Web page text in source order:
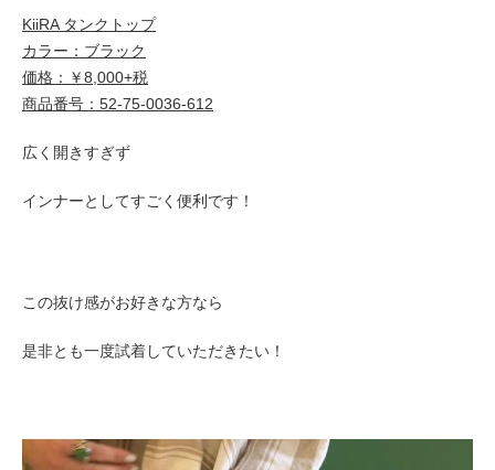
KiiRA タンクトップ
カラー：ブラック
価格：￥8,000+税
商品番号：52-75-0036-612
広く開きすぎず
インナーとしてすごく便利です！
この抜け感がお好きな方なら
是非とも一度試着していただきたい！